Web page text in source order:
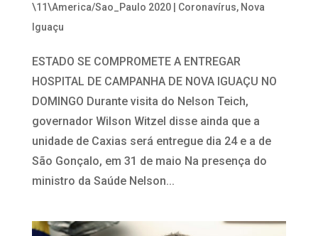
\11\America/Sao_Paulo 2020| Coronavírus, Nova
Iguaçu
ESTADO SE COMPROMETE A ENTREGAR
HOSPITAL DE CAMPANHA DE NOVA IGUAÇU NO
DOMINGO Durante visita do Nelson Teich,
governador Wilson Witzel disse ainda que a
unidade de Caxias será entregue dia 24 e a de
São Gonçalo, em 31 de maio Na presença do
ministro da Saúde Nelson...